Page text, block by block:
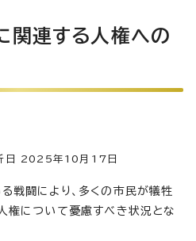
関連する人権への
2025年10月17日
戦闘により、多くの市民が犠牲
権について憂慮すべき状況とな